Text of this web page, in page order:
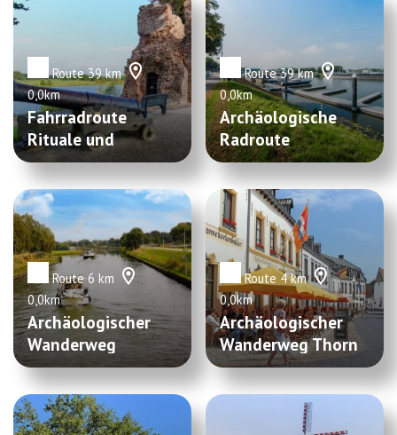
Route 39 km
0,0km
Fahrradroute
Rituale und
Verteidigung
Route 39 km
0,0km
Archäologische
Radroute
Maasgouw
Route 6 km
0,0km
Archäologischer
Wanderweg
Wessem
Route 4 km
0,0km
Archäologischer
Wanderweg Thorn